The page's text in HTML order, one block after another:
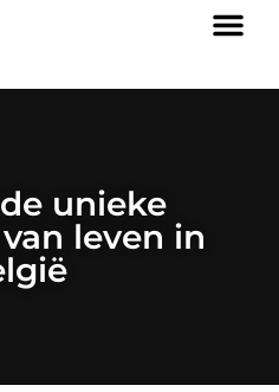
unieke
leven in